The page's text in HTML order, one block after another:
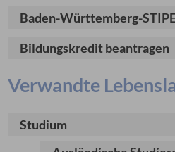
Baden-Württemberg-
Bildungskredit beantragen
Verwandte
Studium